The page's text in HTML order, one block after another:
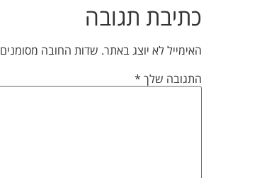
כתיבת תגובה
האימייל לא יוצג באתר. שדות החובה מסומנים
התגובה שלך *